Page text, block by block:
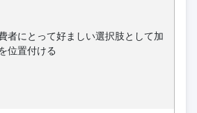
者にとって好ましい選択肢として加
位置付ける